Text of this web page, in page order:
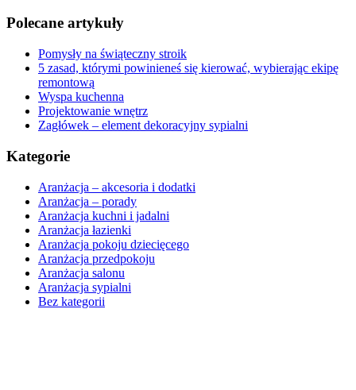
Polecane artykuły
Pomysły na świąteczny stroik
5 zasad, którymi powinieneś się kierować, wybierając ekipę
remontową
Wyspa kuchenna
Projektowanie wnętrz
Zagłówek – element dekoracyjny sypialni
Kategorie
Aranżacja – akcesoria i dodatki
Aranżacja – porady
Aranżacja kuchni i jadalni
Aranżacja łazienki
Aranżacja pokoju dziecięcego
Aranżacja przedpokoju
Aranżacja salonu
Aranżacja sypialni
Bez kategorii